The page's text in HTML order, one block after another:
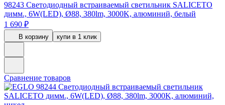
98243 Светодиодный встраиваемый светильник SALICETO
димм., 6W(LED), Ø88, 380lm, 3000K, алюминий, белый
1 690 ₽
В корзину купи в 1 клик
Сравнение товаров